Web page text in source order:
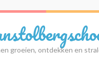
groeien, ontdekken en